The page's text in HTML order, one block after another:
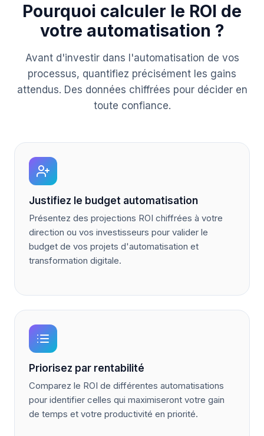
Pourquoi calculer le ROI de
votre automatisation ?
Avant d'investir dans l'automatisation de vos
processus, quantifiez précisément les gains
attendus. Des données chiffrées pour décider en
toute confiance.
Justifiez le budget automatisation
Présentez des projections ROI chiffrées à votre
direction ou vos investisseurs pour valider le
budget de vos projets d'automatisation et
transformation digitale.
Priorisez par rentabilité
Comparez le ROI de différentes automatisations
pour identifier celles qui maximiseront votre gain
de temps et votre productivité en priorité.